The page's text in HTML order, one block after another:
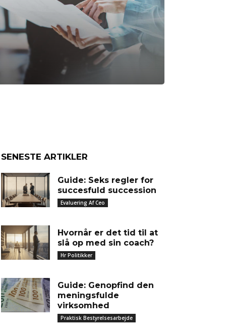
SENESTE ARTIKLER
Guide: Seks regler for
succesfuld succession
Evaluering Af Ceo
Hvornår er det tid til at
slå op med sin coach?
Hr Politikker
Guide: Genopfind den
meningsfulde
virksomhed
Praktisk Bestyrelsesarbejde